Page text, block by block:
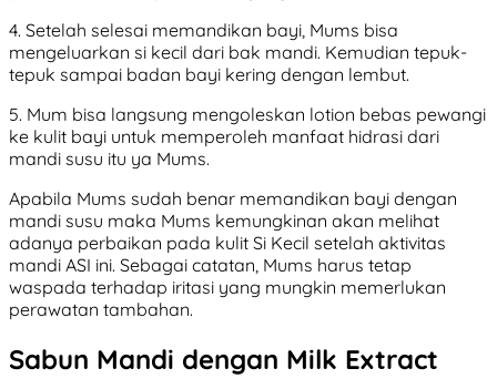
4. Setelah selesai memandikan bayi, Mums bisa
mengeluarkan si kecil dari bak mandi. Kemudian tepuk-
tepuk sampai badan bayi kering dengan lembut.
5. Mum bisa langsung mengoleskan lotion bebas pewangi
ke kulit bayi untuk memperoleh manfaat hidrasi dari
mandi susu itu ya Mums.
Apabila Mums sudah benar memandikan bayi dengan
mandi susu maka Mums kemungkinan akan melihat
adanya perbaikan pada kulit Si Kecil setelah aktivitas
mandi ASI ini. Sebagai catatan, Mums harus tetap
waspada terhadap iritasi yang mungkin memerlukan
perawatan tambahan.
Sabun Mandi dengan Milk Extract